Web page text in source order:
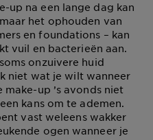
up na een lange dag kan
het ophouden van
en foundations – kan
vuil en bacterieën aan.
onzuivere huid
niet wat je wilt wanneer
up ’s avonds niet
kans om te ademen.
vast weleens wakker
ogen wanneer je